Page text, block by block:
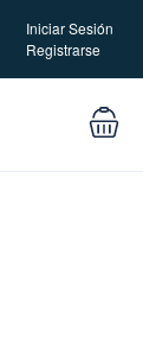
Iniciar Sesión
Registrarse